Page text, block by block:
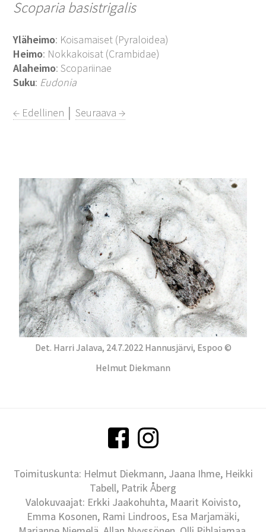
Scoparia basistrigalis
Yläheimo: Koisamaiset (Pyraloidea)
Heimo: Nokkakoisat (Crambidae)
Alaheimo: Scopariinae
Suku: Eudonia
← Edellinen │Seuraava →
Det. Harri Jalava, 24.7.2022 Hannusjärvi, Espoo ©
Helmut Diekmann
Toimituskunta: Helmut Diekmann, Jaana Ihme, Heikki
Tabell, Patrik Åberg
Valokuvaajat: Erkki Jaakohuhta, Maarit Koivisto,
Emma Kosonen, Rami Lindroos, Esa Marjamäki,